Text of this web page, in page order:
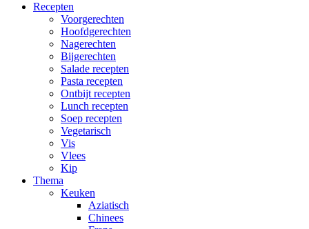
Recepten
Voorgerechten
Hoofdgerechten
Nagerechten
Bijgerechten
Salade recepten
Pasta recepten
Ontbijt recepten
Lunch recepten
Soep recepten
Vegetarisch
Vis
Vlees
Kip
Thema
Keuken
Aziatisch
Chinees